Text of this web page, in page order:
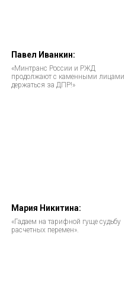
Павел Иванкин:
«Минтранс России и РЖД
продолжают с каменными лицами
держаться за ДПР!»
Мария Никитина:
«Гадаем на тарифной гуще судьбу
расчетных перемен».